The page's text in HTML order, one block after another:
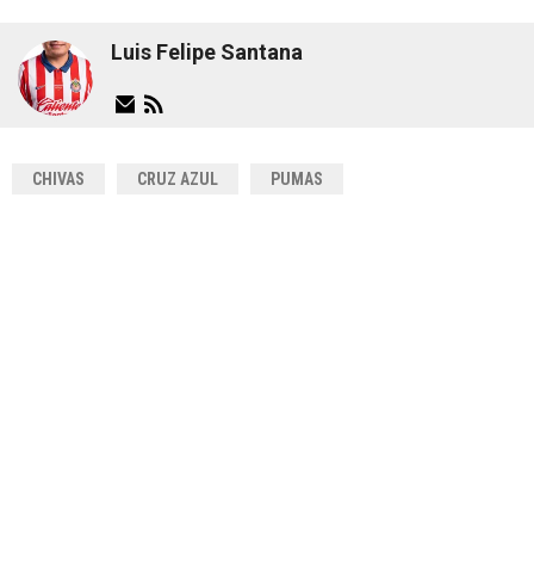
Luis Felipe Santana
CHIVAS CRUZ AZUL PUMAS